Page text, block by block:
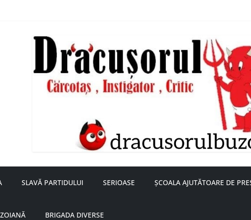
SLAVĂ PARTIDULUI SERIOASE ȘCOALA AJUTĂTOARE DE
BRIGADA DIVERSE